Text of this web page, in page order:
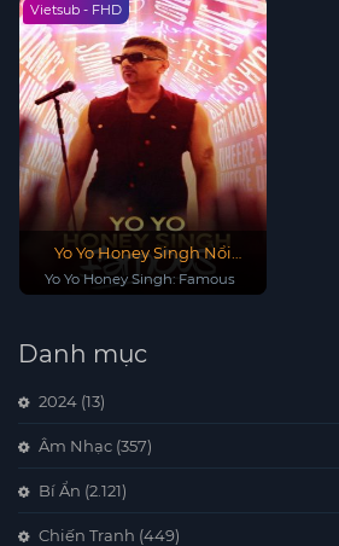
Vietsub - FHD
Yo Yo Honey Singh Nổi
Tiếng
Yo Yo Honey Singh: Famous
Danh mục
2024 (13)
Âm Nhạc (357)
Bí Ẩn (2.121)
Chiến Tranh (449)